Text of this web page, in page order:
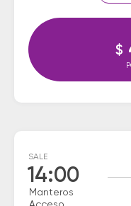
$
SALE
14:00
Manteros